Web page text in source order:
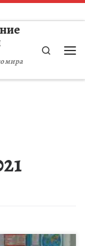
мира
Search